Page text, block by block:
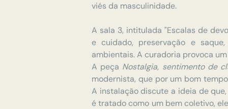
viés da masculinidade.
A sala 3, intitulada "Escalas de
e cuidado, preservação e
ambientais. A curadoria provoca
A peça Nostalgia, sentimento de
modernista, que por um bom
A instalação discute a ideia de
é tratado como um bem coletivo,